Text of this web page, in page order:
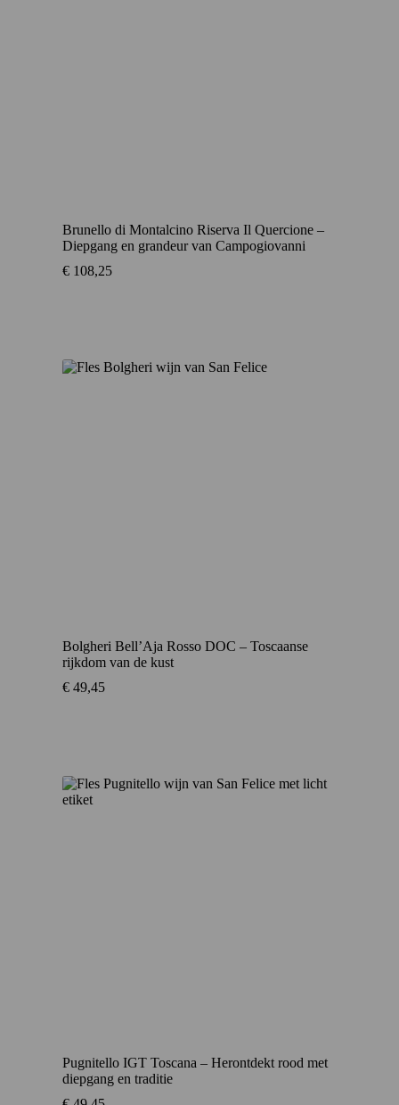
Brunello di Montalcino Riserva Il Quercione –
Diepgang en grandeur van Campogiovanni
€ 108,25
Bolgheri Bell’Aja Rosso DOC – Toscaanse
rijkdom van de kust
€ 49,45
Pugnitello IGT Toscana – Herontdekt rood met
diepgang en traditie